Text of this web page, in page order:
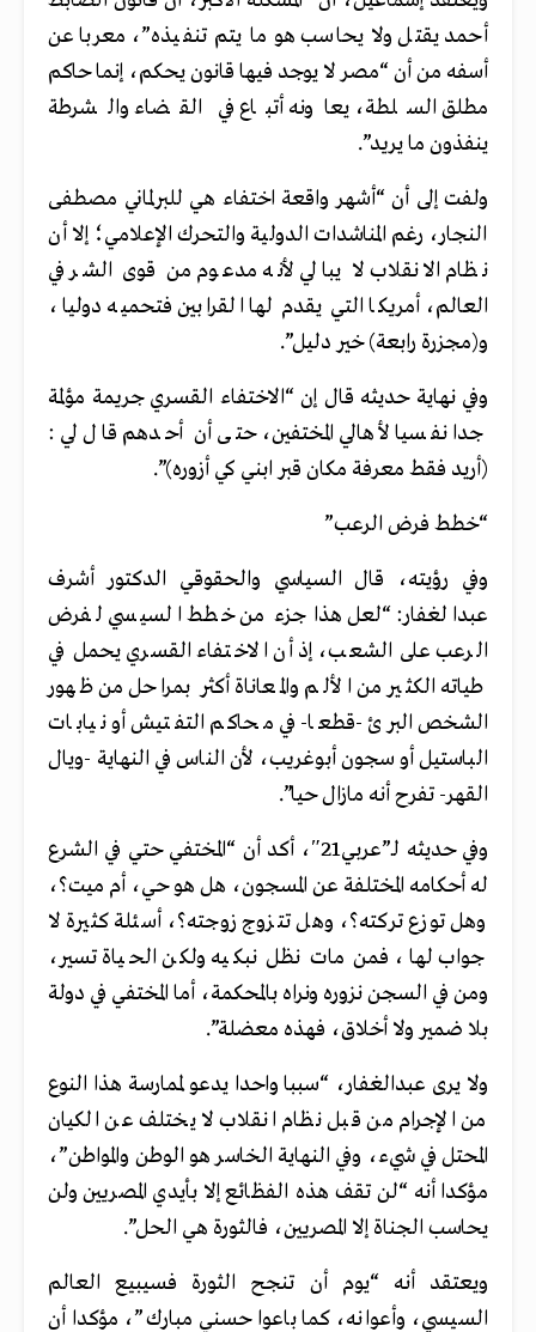
أحمد يقتل ولا يحاسب هو ما يتم تنفيذه”، معربا عن
أسفه من أن “مصر لا يوجد فيها قانون يحكم، إنما حاكم
مطلق السلطة، يعاونه أتباع في القضاء والشرطة
ينفذون ما يريد”.
ولفت إلى أن “أشهر واقعة اختفاء هي للبرلماني مصطفى
النجار، رغم المناشدات الدولية والتحرك الإعلامي؛ إلا أن
نظام الانقلاب لا يبالي لأنه مدعوم من قوى الشر في
العالم، أمريكا التي يقدم لها القرابين فتحميه دوليا،
و(مجزرة رابعة) خير دليل”.
وفي نهاية حديثه قال إن “الاختفاء القسري جريمة مؤلمة
جدا نفسيا لأهالي المختفين، حتى أن أحدهم قال لي:
(أريد فقط معرفة مكان قبر ابني كي أزوره)”.
“خطط فرض الرعب”
وفي رؤيته، قال السياسي والحقوقي الدكتور أشرف
عبدالغفار: “لعل هذا جزء من خطط السيسي لفرض
الرعب على الشعب، إذ أن الاختفاء القسري يحمل في
طياته الكثير من الألم والمعاناة أكثر بمراحل من ظهور
الشخص البرئ -قطعا- في محاكم التفتيش أو نيابات
الباستيل أو سجون أبوغريب، لأن الناس في النهاية -ويال
القهر- تفرح أنه مازال حيا”.
وفي حديثه لـ”عربي21″، أكد أن “المختفي حتي في الشرع
له أحكامه المختلفة عن المسجون، هل هو حي، أم ميت؟،
وهل توزع تركته؟، وهل تتزوج زوجته؟، أسئلة كثيرة لا
جواب لها، فمن مات نظل نبكيه ولكن الحياة تسير،
ومن في السجن نزوره ونراه بالمحكمة، أما المختفي في دولة
بلا ضمير ولا أخلاق، فهذه معضلة”.
ولا يرى عبدالغفار، “سببا واحدا يدعو لممارسة هذا النوع
من الإجرام من قبل نظام انقلاب لا يختلف عن الكيان
المحتل في شيء، وفي النهاية الخاسر هو الوطن والمواطن”،
مؤكدا أنه “لن تقف هذه الفظائع إلا بأيدي المصريين ولن
يحاسب الجناة إلا المصريين، فالثورة هي الحل”.
ويعتقد أنه “يوم أن تنجح الثورة فسيبيع العالم
السيسي، وأعوانه، كما باعوا حسني مبارك”، مؤكدا أن